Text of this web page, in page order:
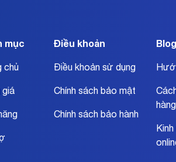
mục
chủ
giá
Điều khoản
Điều khoản sử dụng
Chính sách bảo mật
Chính sách bảo hành
Blog
hàng